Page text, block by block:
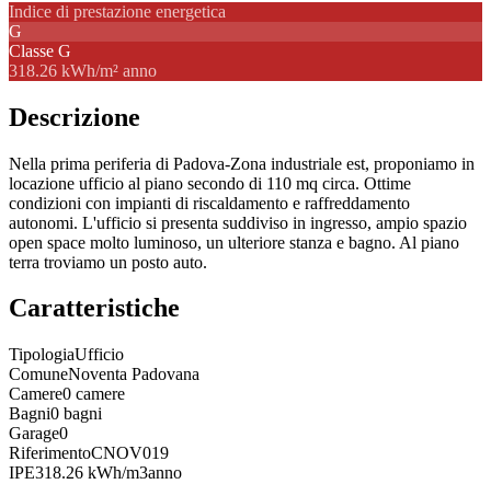
Indice di prestazione energetica
G
Classe G
318.26 kWh/m² anno
Descrizione
Nella prima periferia di Padova-Zona industriale est, proponiamo in
locazione ufficio al piano secondo di 110 mq circa. Ottime
condizioni con impianti di riscaldamento e raffreddamento
autonomi. L'ufficio si presenta suddiviso in ingresso, ampio spazio
open space molto luminoso, un ulteriore stanza e bagno. Al piano
terra troviamo un posto auto.
Caratteristiche
TipologiaUfficio
ComuneNoventa Padovana
Camere0 camere
Bagni0 bagni
Garage0
RiferimentoCNOV019
IPE318.26 kWh/m3anno